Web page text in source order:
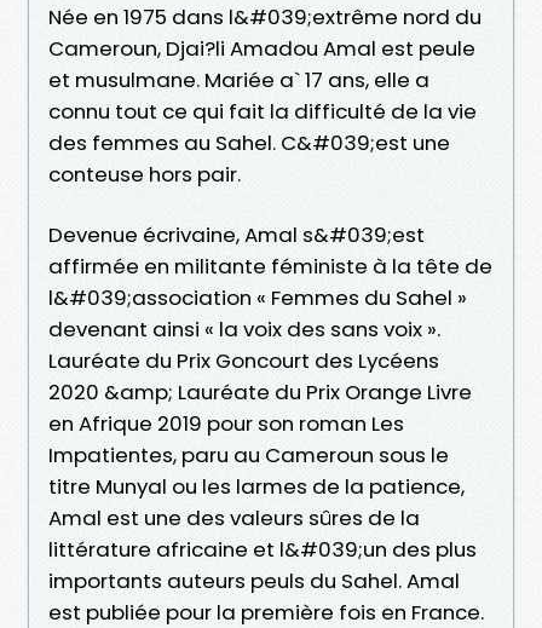
Née en 1975 dans l&#039;extrême nord du
Cameroun, Djai?li Amadou Amal est peule
et musulmane. Mariée a` 17 ans, elle a
connu tout ce qui fait la difficulté de la vie
des femmes au Sahel. C&#039;est une
conteuse hors pair.
Devenue écrivaine, Amal s&#039;est
affirmée en militante féministe à la tête de
l&#039;association « Femmes du Sahel »
devenant ainsi « la voix des sans voix ».
Lauréate du Prix Goncourt des Lycéens
2020 &amp; Lauréate du Prix Orange Livre
en Afrique 2019 pour son roman Les
Impatientes, paru au Cameroun sous le
titre Munyal ou les larmes de la patience,
Amal est une des valeurs sûres de la
littérature africaine et l&#039;un des plus
importants auteurs peuls du Sahel. Amal
est publiée pour la première fois en France.